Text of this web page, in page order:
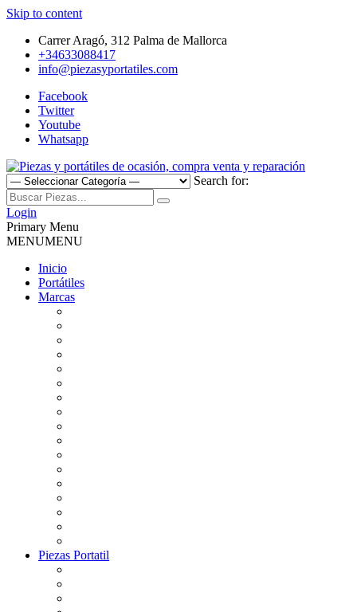
Skip to content
Carrer Aragó, 312 Palma de Mallorca
+34633088417
info@piezasyportatiles.com
Facebook
Twitter
Youtube
Whatsapp
Piezas y portátiles de ocasión,
compra venta y reparación
Todo lo que necesitas para reparar tu portatil, Pantallas, Teclas,
Teclados, Baterías, Carcasas, Placas, Gráficas, Procesadores,
Ventiladores
Search for:
Login
Primary Menu
MENUMENU
Inicio
Portátiles
Marcas
Piezas Portatil